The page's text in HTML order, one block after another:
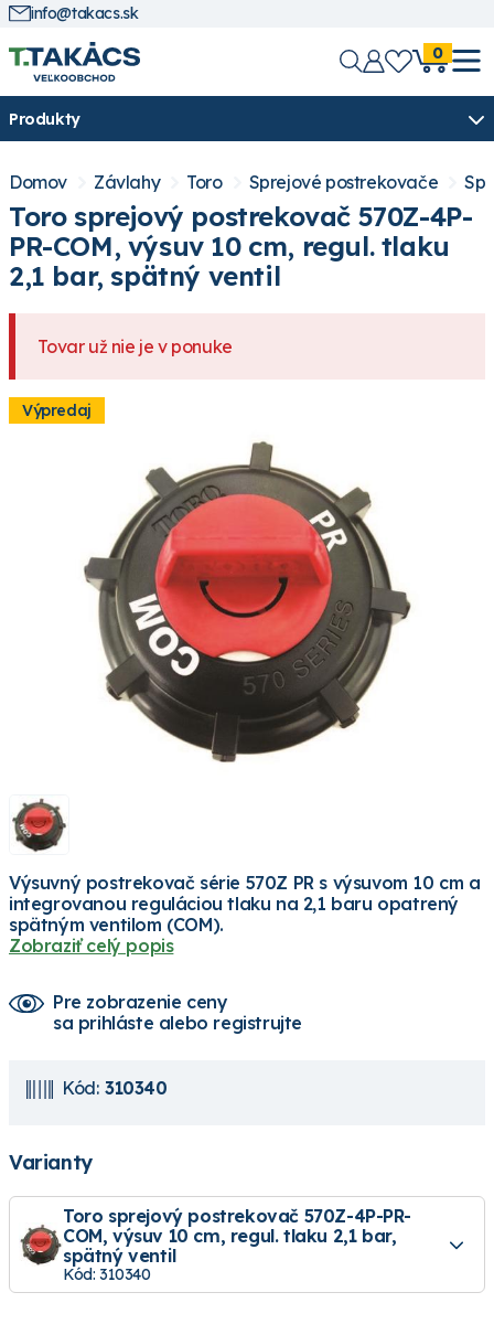
info@takacs.sk
0
Produkty
Domov Závlahy Toro Sprejové postrekovače
Toro sprejový postrekovač 570Z-4P-
PR-COM, výsuv 10 cm, regul. tlaku
2,1 bar, spätný ventil
Tovar už nie je v ponuke
Výpredaj
Výsuvný postrekovač série 570Z PR s výsuvom 10 cm a
integrovanou reguláciou tlaku na 2,1 baru opatrený
spätným ventilom (COM).
Zobraziť celý popis
Pre zobrazenie ceny
sa prihláste alebo registrujte
Kód: 310340
Varianty
Toro sprejový postrekovač 570Z-4P-PR-
COM, výsuv 10 cm, regul. tlaku 2,1 bar,
spätný ventil
Kód: 310340